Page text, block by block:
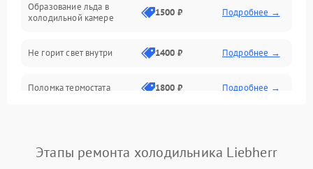
Образование льда в
холодильной камере
1500 ₽ Подробнее →
Не горит свет внутри 1400 ₽ Подробнее →
Поломка термостата 1800 ₽ Подробнее →
Поломка системы No Frost 2600 ₽ Подробнее →
Этапы ремонта холодильника Liebherr